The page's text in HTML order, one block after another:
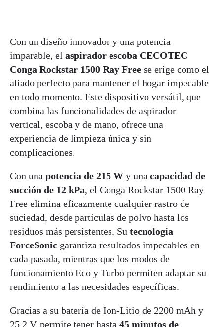
Con un diseño innovador y una potencia
imparable, el aspirador escoba CECOTEC
Conga Rockstar 1500 Ray Free se erige como el
aliado perfecto para mantener el hogar impecable
en todo momento. Este dispositivo versátil, que
combina las funcionalidades de aspirador
vertical, escoba y de mano, ofrece una
experiencia de limpieza única y sin
complicaciones.
Con una potencia de 215 W y una capacidad de
succión de 12 kPa, el Conga Rockstar 1500 Ray
Free elimina eficazmente cualquier rastro de
suciedad, desde partículas de polvo hasta los
residuos más persistentes. Su tecnología
ForceSonic garantiza resultados impecables en
cada pasada, mientras que los modos de
funcionamiento Eco y Turbo permiten adaptar su
rendimiento a las necesidades específicas.
Gracias a su batería de Ion-Litio de 2200 mAh y
25,2 V, permite tener hasta 45 minutos de